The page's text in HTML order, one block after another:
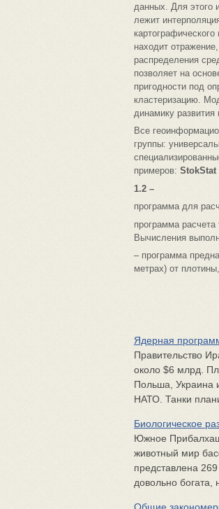
данных. Для этого
лежит
находит
распределения
позволяет на
пригодности под
кластеризацию.
динамику развития
Все
группы:
примеров: StokStat
1.2 –
программа для
программа
Вычисления
– программа
метрах) от
Ядерная
Правительство
около $6 млрд.
Польша, Украина
НАТО. Танки
Биологическое
Южное
животный мир
представлена
довольно богата,
Общие